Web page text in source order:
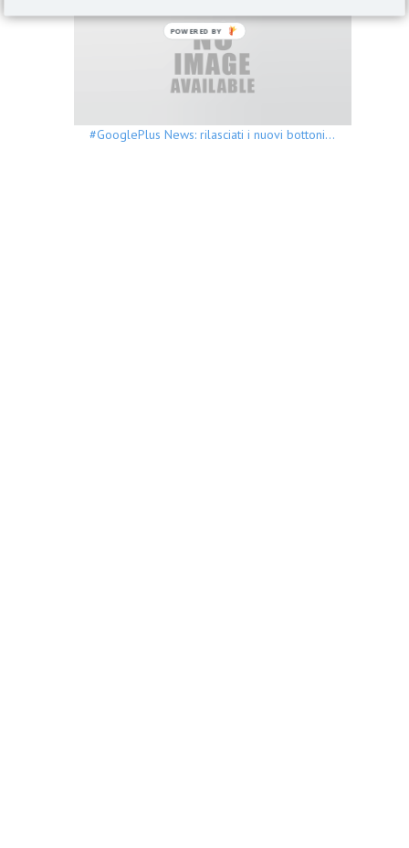
#GooglePlus News: rilasciati i nuovi bottoni…
POWERED BY